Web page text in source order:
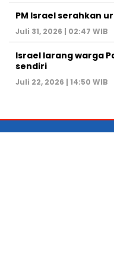
PM Israel serahkan
Juli 31, 2026 | 02:47 WIB
Israel larang warga
sendiri
Juli 22, 2026 | 14:50 WIB